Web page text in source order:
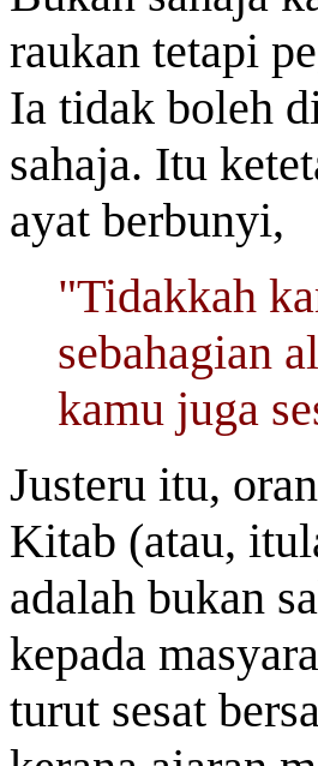
raukan tetapi
Ia tidak boleh
sahaja. Itu
ayat berbunyi,
"Tidakkah
sebahagian
kamu juga
Justeru itu,
Kitab (atau,
adalah bukan
kepada
turut sesat